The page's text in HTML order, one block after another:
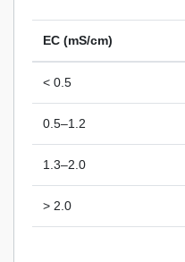
EC (mS/cm)
< 0.5
0.5–1.2
1.3–2.0
> 2.0